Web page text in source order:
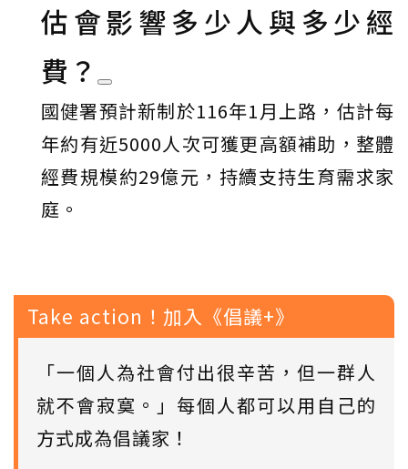
估會影響多少人與多少經
費？
國健署預計新制於116年1月上路，估計每
年約有近5000人次可獲更高額補助，整體
經費規模約29億元，持續支持生育需求家
庭。
Take action！加入《倡議+》
「一個人為社會付出很辛苦，但一群人
就不會寂寞。」每個人都可以用自己的
方式成為倡議家！